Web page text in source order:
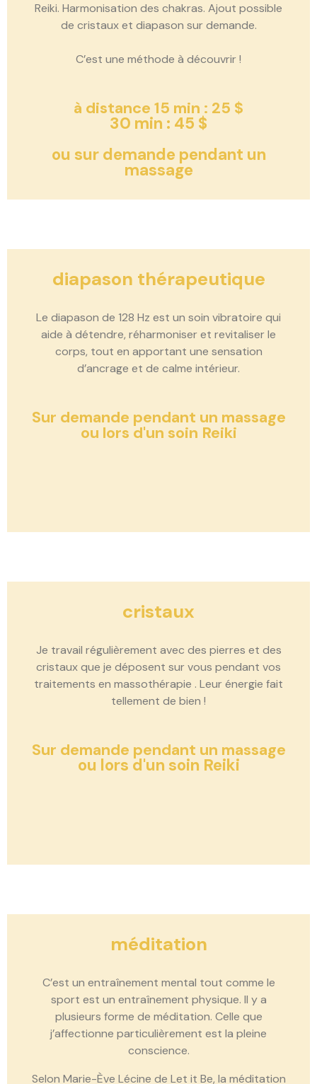
Reiki. Harmonisation des chakras. Ajout possible
de cristaux et diapason sur demande.
C’est une méthode à découvrir !
à distance 15 min : 25 $
30 min : 45 $
ou sur demande pendant un
massage
diapason thérapeutique
Le diapason de 128 Hz est un soin vibratoire qui
aide à détendre, réharmoniser et revitaliser le
corps, tout en apportant une sensation
d’ancrage et de calme intérieur.
Sur demande pendant un massage
ou lors d'un soin Reiki
cristaux
Je travail régulièrement avec des pierres et des
cristaux que je déposent sur vous pendant vos
traitements en massothérapie . Leur énergie fait
tellement de bien !
Sur demande pendant un massage
ou lors d'un soin Reiki
méditation
C’est un entraînement mental tout comme le
sport est un entraînement physique. Il y a
plusieurs forme de méditation. Celle que
j’affectionne particulièrement est la pleine
conscience.
Selon Marie-Ève Lécine de Let it Be, la méditation